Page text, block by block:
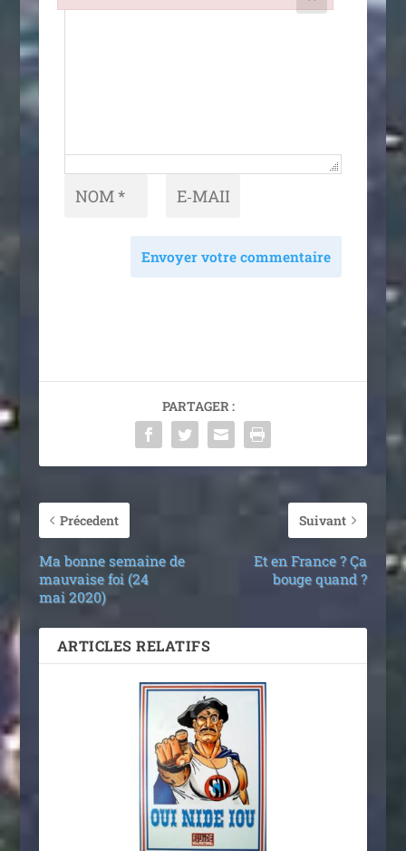
Envoyer votre commentaire
PARTAGER :
Précedent
Ma bonne semaine de
mauvaise foi (24
mai 2020)
Suivant
Et en France ? Ça
bouge quand ?
ARTICLES RELATIFS
Failed to initialize plugin: wplink